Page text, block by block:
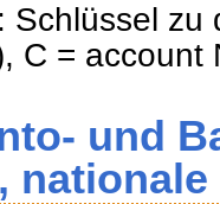
Schlüssel zu
C = account
und